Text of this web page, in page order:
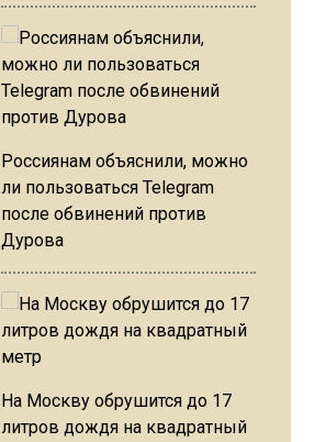
Россиянам объяснили, можно
ли пользоваться Telegram
после обвинений против
Дурова
На Москву обрушится до 17
литров дождя на квадратный